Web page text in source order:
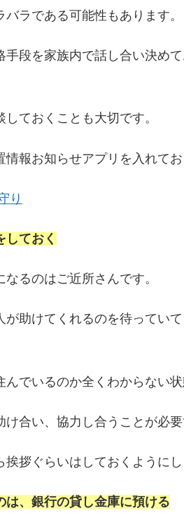
ラである可能性もあります。
手段を家族内で話し合い決め
ておくことも大切です。
情報お知らせアプリを入れて
り
しておく
るのはご近所さんです。
が助けてくれるのを待ってい
でいるのか全くわからない
合い、協力し合うことが必要
拶ぐらいはしておくようにし
は、銀行の貸し金庫に預ける